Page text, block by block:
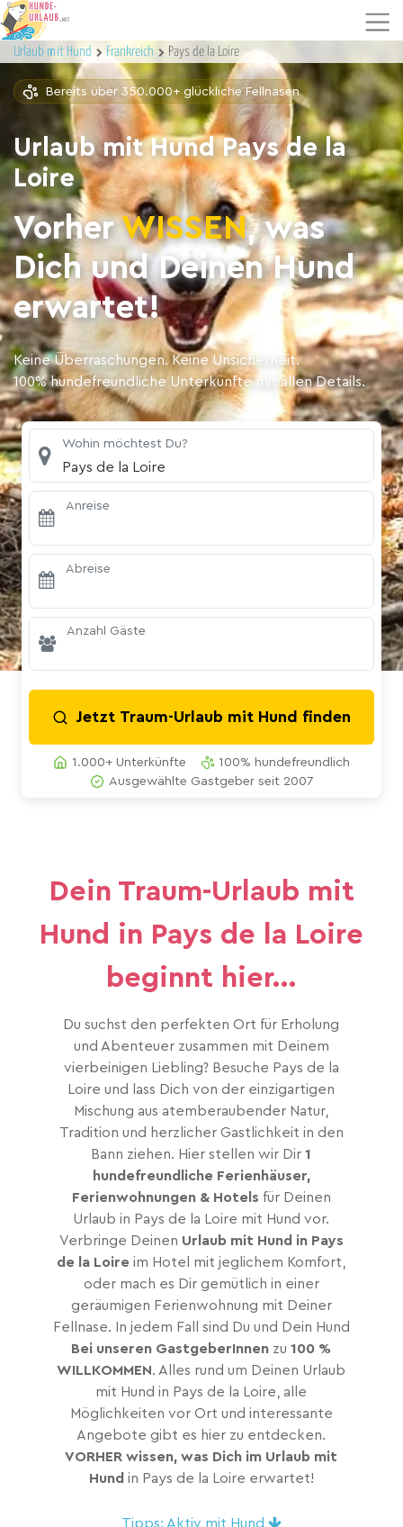
Urlaub mit Hund Frankreich Pays de la Loire
Bereits über 350.000+ glückliche Fellnasen
Urlaub mit Hund Pays de la
Loire
VorherWISSEN, was
Dich und Deinen Hund
erwartet!
Keine Überraschungen. Keine Unsicherheit.
100% hundefreundliche Unterkünfte mit allen Details.
Wohin möchtest Du?
Pays de la Loire
Anreise
Abreise
Anzahl Gäste
Jetzt Traum-Urlaub mit Hund finden
1.000+ Unterkünfte
100% hundefreundlich
Ausgewählte Gastgeber seit 2007
Dein Traum-Urlaub mit
Hund in Pays de la Loire
beginnt hier...
Du suchst den perfekten Ort für Erholung
und Abenteuer zusammen mit Deinem
vierbeinigen Liebling? Besuche Pays de la
Loire und lass Dich von der einzigartigen
Mischung aus atemberaubender Natur,
Tradition und herzlicher Gastlichkeit in den
Bann ziehen. Hier stellen wir Dir1
hundefreundliche Ferienhäuser,
Ferienwohnungen & Hotels für Deinen
Urlaub in Pays de la Loire mit Hund vor.
Verbringe Deinen Urlaub mit Hund in Pays
de la Loire im Hotel mit jeglichem Komfort,
oder mach es Dir gemütlich in einer
geräumigen Ferienwohnung mit Deiner
Fellnase. In jedem Fall sind Du und Dein Hund
Bei unseren GastgeberInnen zu100 %
WILLKOMMEN. Alles rund um Deinen Urlaub
mit Hund in Pays de la Loire, alle
Möglichkeiten vor Ort und interessante
Angebote gibt es hier zu entdecken.
VORHER wissen, was Dich im Urlaub mit
Hund in Pays de la Loire erwartet!
Tipps: Aktiv mit Hund